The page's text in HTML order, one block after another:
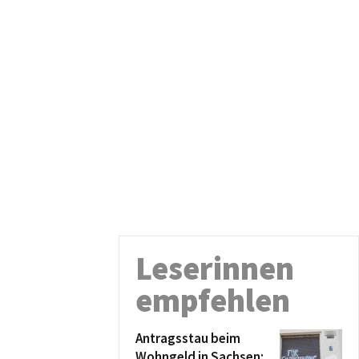
Leserinnen
empfehlen
Antragsstau beim